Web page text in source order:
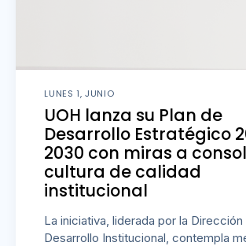
LUNES 1, JUNIO
UOH lanza su Plan de
Desarrollo Estratégico
2030 con miras a
cultura de calidad
institucional
La iniciativa, liderada por la Dirección
Desarrollo Institucional, contempla